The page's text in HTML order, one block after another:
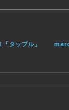
タップル」